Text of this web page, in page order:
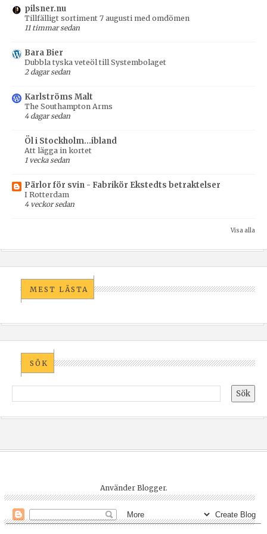
pilsner.nu
Tillfälligt sortiment 7 augusti med omdömen
11 timmar sedan
Bara Bier
Dubbla tyska veteöl till Systembolaget
2 dagar sedan
Karlströms Malt
The Southampton Arms
4 dagar sedan
Öl i Stockholm...ibland
Att lägga in kortet
1 vecka sedan
Pärlor för svin - Fabrikör Ekstedts betraktelser
I Rotterdam
4 veckor sedan
Visa alla
MEST LÄSTA
SÖK
Använder Blogger.